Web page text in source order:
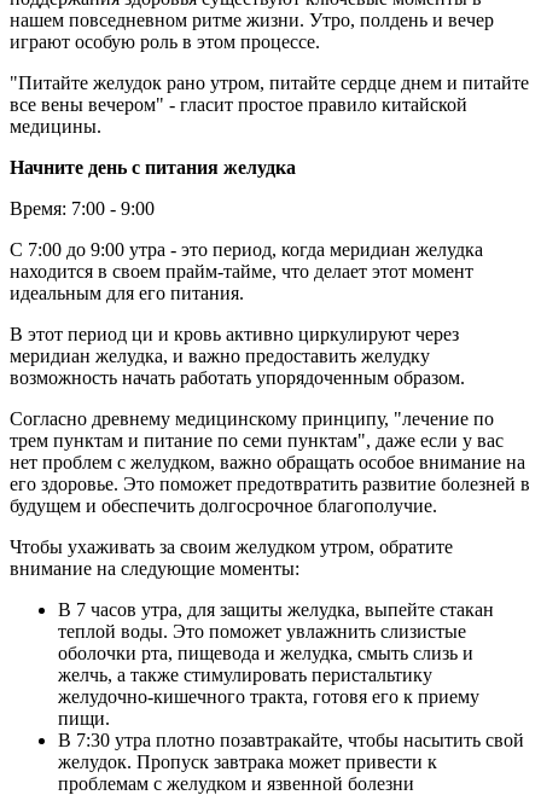
нашем повседневном ритме жизни. Утро, полдень и вечер
играют особую роль в этом процессе.
"Питайте желудок рано утром, питайте сердце днем и питайте
все вены вечером" - гласит простое правило китайской
медицины.
Начните день с питания желудка
Время: 7:00 - 9:00
С 7:00 до 9:00 утра - это период, когда меридиан желудка
находится в своем прайм-тайме, что делает этот момент
идеальным для его питания.
В этот период ци и кровь активно циркулируют через
меридиан желудка, и важно предоставить желудку
возможность начать работать упорядоченным образом.
Согласно древнему медицинскому принципу, "лечение по
трем пунктам и питание по семи пунктам", даже если у вас
нет проблем с желудком, важно обращать особое внимание на
его здоровье. Это поможет предотвратить развитие болезней в
будущем и обеспечить долгосрочное благополучие.
Чтобы ухаживать за своим желудком утром, обратите
внимание на следующие моменты:
В 7 часов утра, для защиты желудка, выпейте стакан
теплой воды. Это поможет увлажнить слизистые
оболочки рта, пищевода и желудка, смыть слизь и
желчь, а также стимулировать перистальтику
желудочно-кишечного тракта, готовя его к приему
пищи.
В 7:30 утра плотно позавтракайте, чтобы насытить свой
желудок. Пропуск завтрака может привести к
проблемам с желудком и язвенной болезни